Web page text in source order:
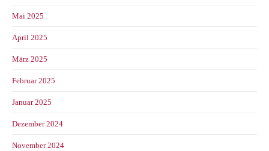
Mai 2025
April 2025
März 2025
Februar 2025
Januar 2025
Dezember 2024
November 2024